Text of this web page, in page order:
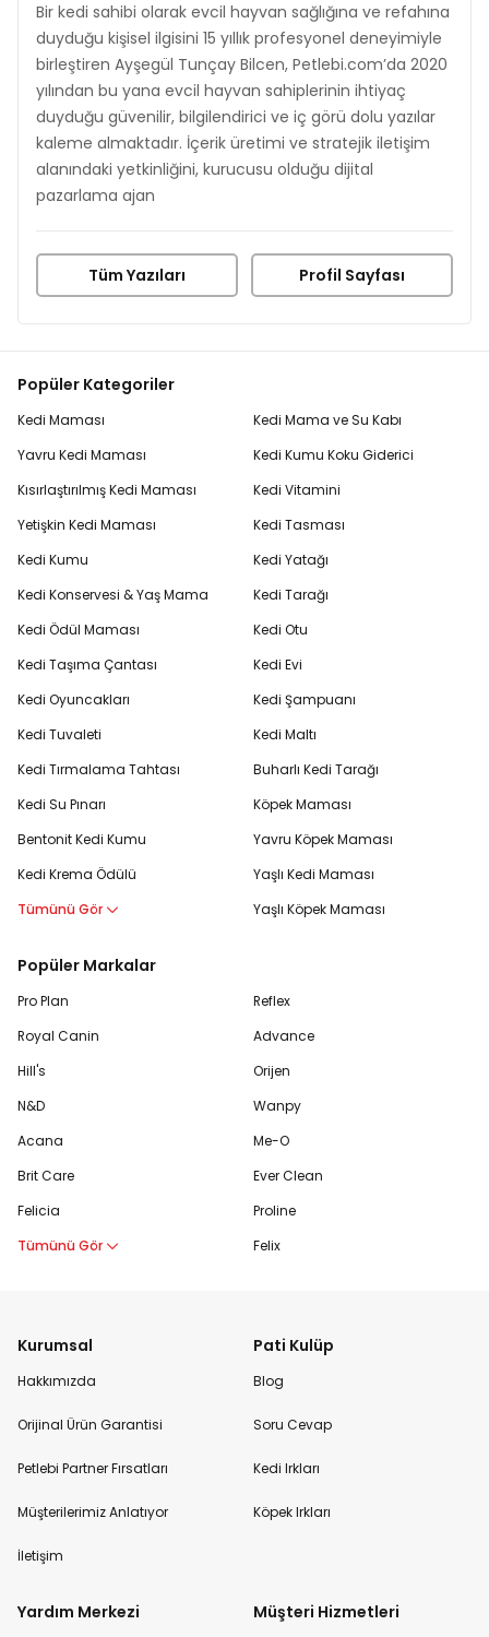
Bir kedi sahibi olarak evcil hayvan sağlığına ve refahına
duyduğu kişisel ilgisini 15 yıllık profesyonel deneyimiyle
birleştiren Ayşegül Tunçay Bilcen, Petlebi.com’da 2020
yılından bu yana evcil hayvan sahiplerinin ihtiyaç
duyduğu güvenilir, bilgilendirici ve iç görü dolu yazılar
kaleme almaktadır. İçerik üretimi ve stratejik iletişim
alanındaki yetkinliğini, kurucusu olduğu dijital
pazarlama ajan
Tüm Yazıları Profil Sayfası
Popüler Kategoriler
Kedi Maması
Yavru Kedi Maması
Kısırlaştırılmış Kedi Maması
Yetişkin Kedi Maması
Kedi Kumu
Kedi Konservesi & Yaş Mama
Kedi Ödül Maması
Kedi Taşıma Çantası
Kedi Oyuncakları
Kedi Tuvaleti
Kedi Tırmalama Tahtası
Kedi Su Pınarı
Bentonit Kedi Kumu
Kedi Krema Ödülü
Tümünü Gör
Kedi Mama ve Su Kabı
Kedi Kumu Koku Giderici
Kedi Vitamini
Kedi Tasması
Kedi Yatağı
Kedi Tarağı
Kedi Otu
Kedi Evi
Kedi Şampuanı
Kedi Maltı
Buharlı Kedi Tarağı
Köpek Maması
Yavru Köpek Maması
Yaşlı Kedi Maması
Yaşlı Köpek Maması
Popüler Markalar
Pro Plan
Royal Canin
Hill's
N&D
Acana
Brit Care
Felicia
Tümünü Gör
Reflex
Advance
Orijen
Wanpy
Me-O
Ever Clean
Proline
Felix
Kurumsal
Hakkımızda
Orijinal Ürün Garantisi
Petlebi Partner Fırsatları
Müşterilerimiz Anlatıyor
İletişim
Pati Kulüp
Blog
Soru Cevap
Kedi Irkları
Köpek Irkları
Yardım Merkezi Müşteri Hizmetleri